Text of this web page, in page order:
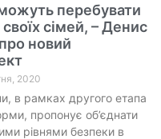
перебувати
сімей, – Денис
новий
2020
в рамках другого етапа
пропонує об’єднати
рівнями безпеки в